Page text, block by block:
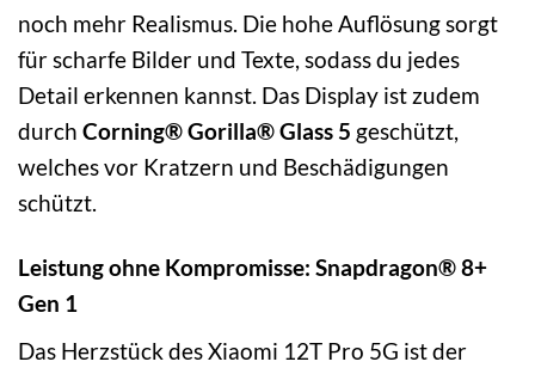
noch mehr Realismus. Die hohe Auflösung sorgt
für scharfe Bilder und Texte, sodass du jedes
Detail erkennen kannst. Das Display ist zudem
durch Corning® Gorilla® Glass 5 geschützt,
welches vor Kratzern und Beschädigungen
schützt.
Leistung ohne Kompromisse: Snapdragon® 8+
Gen 1
Das Herzstück des Xiaomi 12T Pro 5G ist der